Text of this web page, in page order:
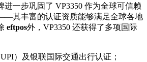
进一步巩固了 VP3350 作为全球可信赖
其丰富的认证资质能够满足全球各地
eftpos外，VP3350 还获得了多项国际
）及银联国际交通出行认证；